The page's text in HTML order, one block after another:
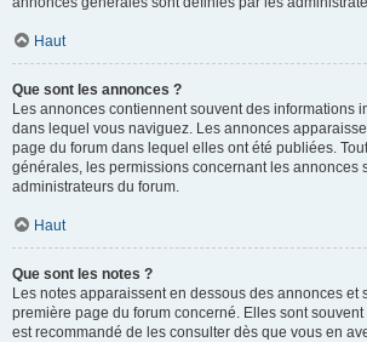
Haut
Que sont les annonces ?
Les annonces contiennent souvent des informations
dans lequel vous naviguez. Les annonces
page du forum dans lequel elles ont été publiées.
générales, les permissions concernant les annonces
administrateurs du forum.
Haut
Que sont les notes ?
Les notes apparaissent en dessous des annonces et
première page du forum concerné. Elles sont souvent
est recommandé de les consulter dès que vous en